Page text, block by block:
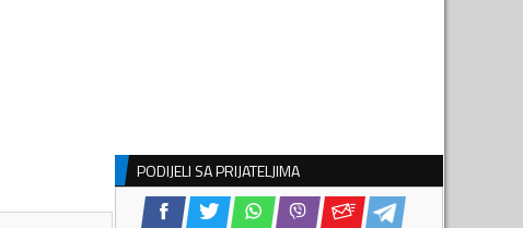
PODIJELI SA PRIJATELJIMA